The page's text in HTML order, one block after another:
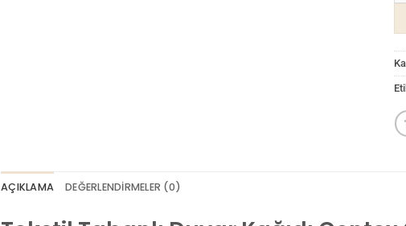
AÇIKLAMA DEĞERLENDIRMELER (0)